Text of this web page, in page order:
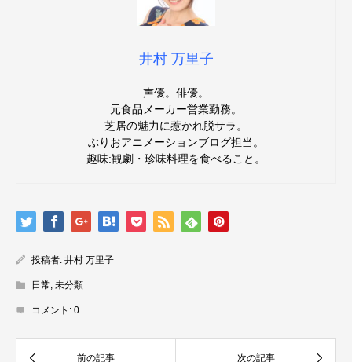
井村 万里子
声優。俳優。
元食品メーカー営業勤務。
芝居の魅力に惹かれ脱サラ。
ぶりおアニメーションブログ担当。
趣味:観劇・珍味料理を食べること。
投稿者: 井村 万里子
日常, 未分類
コメント: 0